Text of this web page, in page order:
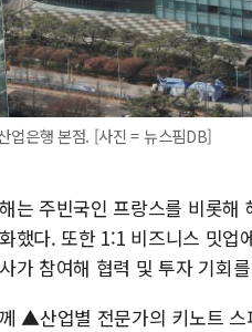
업은행 본점. [사진 = 뉴스핌DB]
는 주빈국인 프랑스를 비롯해
했다. 또한 1:1 비즈니스 밋
가 참여해 협력 및 투자 기회
▲산업별 전문가의 키노트